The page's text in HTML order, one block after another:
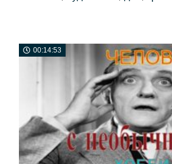
00:14:53